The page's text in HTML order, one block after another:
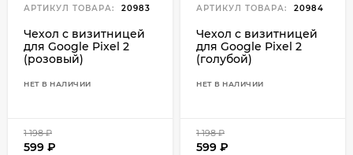
АРТИКУЛ ТОВАРА: 20983
Чехол с визитницей
для Google Pixel 2
(розовый)
НЕТ В НАЛИЧИИ
1 198₽
599 ₽
АРТИКУЛ ТОВАРА: 20984
Чехол с визитницей
для Google Pixel 2
(голубой)
НЕТ В НАЛИЧИИ
1 198₽
599 ₽